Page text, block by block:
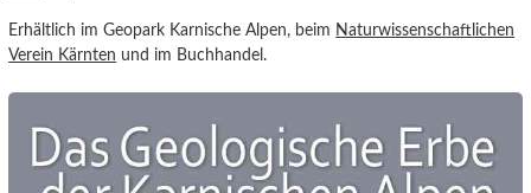
Erhältlich im Geopark Karnische Alpen, beim Naturwissenschaftlichen
Verein Kärnten und im Buchhandel.